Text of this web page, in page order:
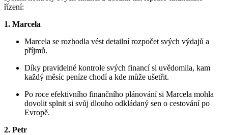
řízení:
1. Marcela
Marcela se rozhodla vést detailní rozpočet svých výdajů a
příjmů.
Díky pravidelné kontrole svých financí si uvědomila, kam
každý měsíc peníze chodí a kde může ušetřit.
Po roce efektivního finančního plánování si Marcela mohla
dovolit splnit si svůj dlouho odkládaný sen o cestování po
Evropě.
2. Petr